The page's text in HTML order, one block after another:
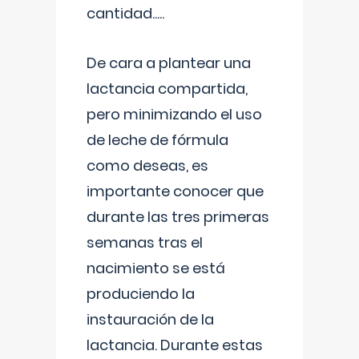
cantidad.....
De cara a plantear una
lactancia compartida,
pero minimizando el uso
de leche de fórmula
como deseas, es
importante conocer que
durante las tres primeras
semanas tras el
nacimiento se está
produciendo la
instauración de la
lactancia. Durante estas